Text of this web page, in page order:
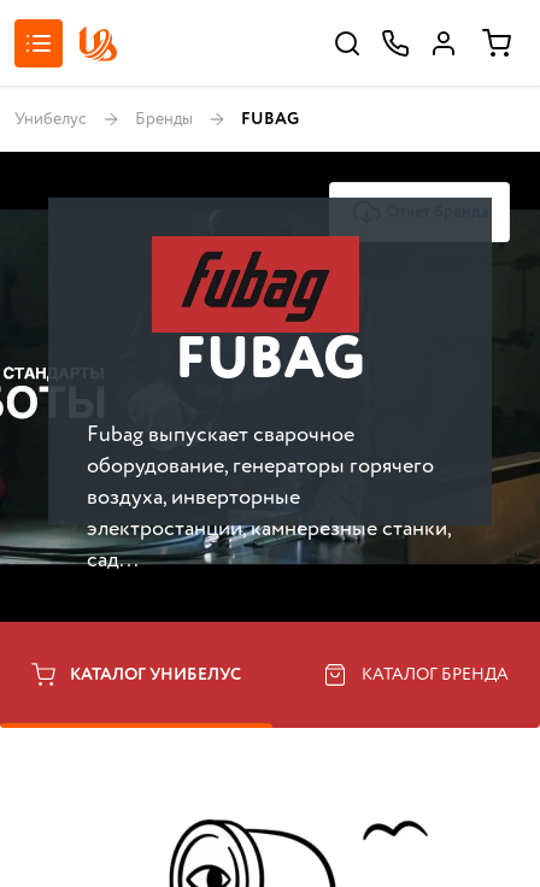
Унибелус Бренды FUBAG
FUBAG
Fubag выпускает сварочное
оборудование, генераторы горячего
воздуха, инверторные
электростанции, камнерезные станки,
сад...
КАТАЛОГ УНИБЕЛУС КАТАЛОГ БРЕНДА